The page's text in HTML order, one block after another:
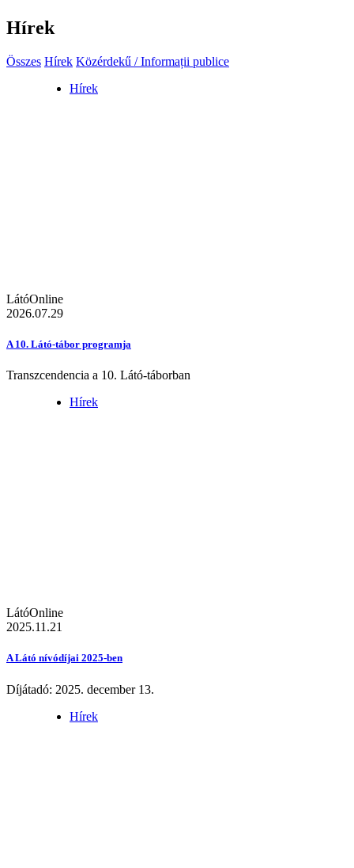
Hírek
Összes Hírek Közérdekű / Informații publice
Hírek
LátóOnline
2026.07.29
A 10. Látó-tábor programja
Transzcendencia a 10. Látó-táborban
Hírek
LátóOnline
2025.11.21
A Látó nívódíjai 2025-ben
Díjátadó: 2025. december 13.
Hírek